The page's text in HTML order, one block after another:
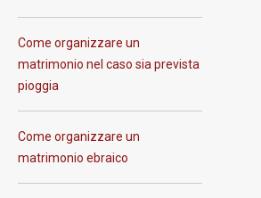
Come organizzare un
matrimonio nel caso sia prevista
pioggia
Come organizzare un
matrimonio ebraico